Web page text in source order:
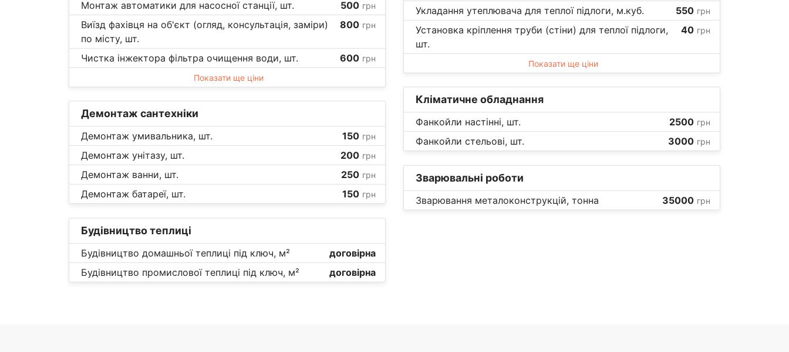
Монтаж автоматики для насосної станції, шт. 500 грн
Виїзд фахівця на об'єкт (огляд, консультація, заміри)
по місту, шт.
800 грн
Чистка інжектора фільтра очищення води, шт. 600 грн
Показати ще ціни
Демонтаж сантехніки
Демонтаж умивальника, шт. 150 грн
Демонтаж унітазу, шт. 200 грн
Демонтаж ванни, шт. 250 грн
Демонтаж батареї, шт. 150 грн
Будівництво теплиці
Будівництво домашньої теплиці під ключ, м²
договірна
Будівництво промислової теплиці під ключ, м²
договірна
Укладання утеплювача для теплої підлоги, м.куб. 550 грн
Установка кріплення труби (стіни) для теплої підлоги,
шт.
40 грн
Показати ще ціни
Кліматичне обладнання
Фанкойли настінні, шт. 2500 грн
Фанкойли стельові, шт. 3000 грн
Зварювальні роботи
Зварювання металоконструкцій, тонна 35000 грн